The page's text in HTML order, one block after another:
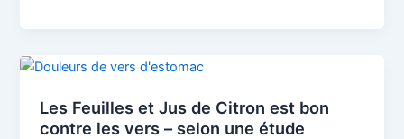
Les Feuilles et Jus de Citron est bon
contre les vers – selon une étude